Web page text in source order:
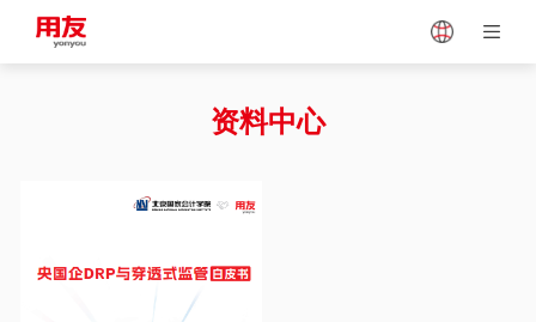
Vietnam
Indonesia
资料中心